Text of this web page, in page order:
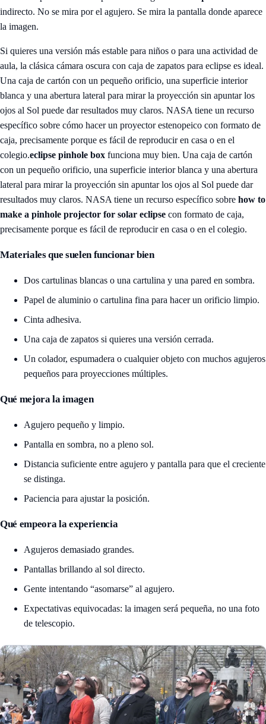
indirecto. No se mira por el agujero. Se mira la pantalla donde aparece
la imagen.
Si quieres una versión más estable para niños o para una actividad de
aula, la clásica cámara oscura con caja de zapatos para eclipse es ideal.
Una caja de cartón con un pequeño orificio, una superficie interior
blanca y una abertura lateral para mirar la proyección sin apuntar los
ojos al Sol puede dar resultados muy claros. NASA tiene un recurso
específico sobre cómo hacer un proyector estenopeico con formato de
caja, precisamente porque es fácil de reproducir en casa o en el
colegio.eclipse pinhole box funciona muy bien. Una caja de cartón
con un pequeño orificio, una superficie interior blanca y una abertura
lateral para mirar la proyección sin apuntar los ojos al Sol puede dar
resultados muy claros. NASA tiene un recurso específico sobre how to
make a pinhole projector for solar eclipse con formato de caja,
precisamente porque es fácil de reproducir en casa o en el colegio.
Materiales que suelen funcionar bien
Dos cartulinas blancas o una cartulina y una pared en sombra.
Papel de aluminio o cartulina fina para hacer un orificio limpio.
Cinta adhesiva.
Una caja de zapatos si quieres una versión cerrada.
Un colador, espumadera o cualquier objeto con muchos agujeros
pequeños para proyecciones múltiples.
Qué mejora la imagen
Agujero pequeño y limpio.
Pantalla en sombra, no a pleno sol.
Distancia suficiente entre agujero y pantalla para que el creciente
se distinga.
Paciencia para ajustar la posición.
Qué empeora la experiencia
Agujeros demasiado grandes.
Pantallas brillando al sol directo.
Gente intentando “asomarse” al agujero.
Expectativas equivocadas: la imagen será pequeña, no una foto
de telescopio.